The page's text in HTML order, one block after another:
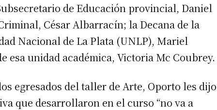
de Educación provincial, Daniel
César Albarracín; la Decana de la
Nacional de La Plata (UNLP), Mariel
esa unidad académica, Victoria Mc Coubrey.
egresados del taller de Arte, Oporto les dijo
que desarrollaron en el curso “no va a